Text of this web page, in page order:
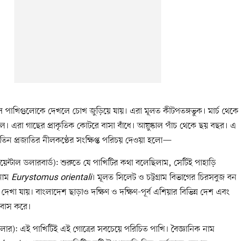
পাখিগুলোকে দেখলে চোখ জুড়িয়ে যায়। এরা মূলত কীটপতঙ্গভুক। মার্চ থেকে
এরা গাছের প্রাকৃতিক কোটরে বাসা বাঁধে। আয়ুষ্কাল পাঁচ থেকে ছয় বছর। এ
প্রজাতির নীলকণ্ঠের সংক্ষিপ্ত পরিচয় দেওয়া হলো—
ডলারবার্ড): শুরুতে যে পাখিটির কথা বলেছিলাম, সেটিই পাহাড়ি
Eurystomus orientali। মূলত সিলেট ও চট্টগ্রাম বিভাগের চিরসবুজ বন
যায়। বাংলাদেশ ছাড়াও দক্ষিণ ও দক্ষিণ-পূর্ব এশিয়ার বিভিন্ন দেশ এবং
বাস করে।
এই পাখিটিই এই গোত্রের সবচেয়ে পরিচিত পাখি। বৈজ্ঞানিক নাম